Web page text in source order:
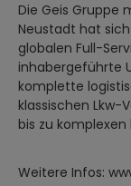
Die Geis Gruppe
Neustadt hat
globalen Full-
inhabergeführte
komplette
klassischen Lkw-
bis zu
Weitere Infos: